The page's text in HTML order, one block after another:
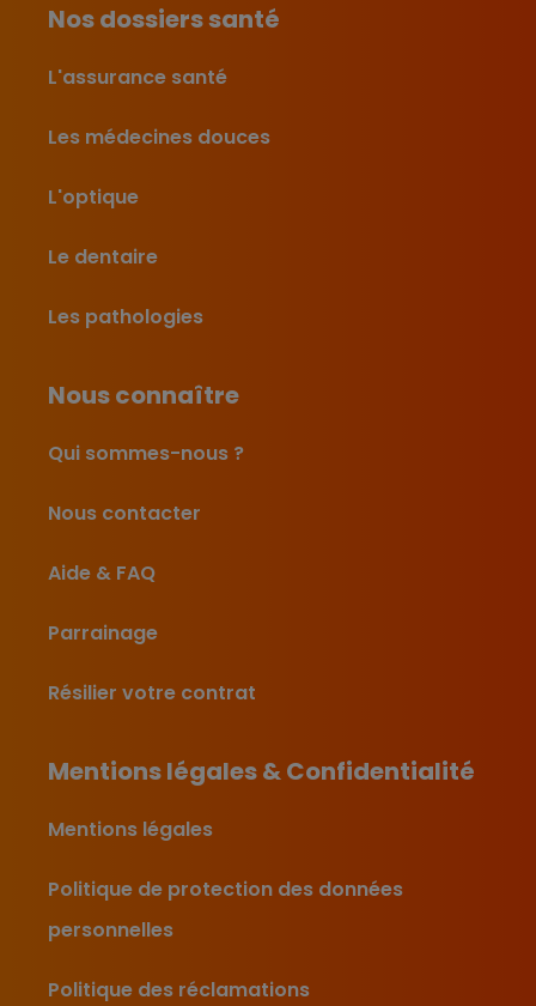
Nos dossiers santé
L'assurance santé
Les médecines douces
L'optique
Le dentaire
Les pathologies
Nous connaître
Qui sommes-nous ?
Nous contacter
Aide & FAQ
Parrainage
Résilier votre contrat
Mentions légales & Confidentialité
Mentions légales
Politique de protection des données
personnelles
Politique des réclamations